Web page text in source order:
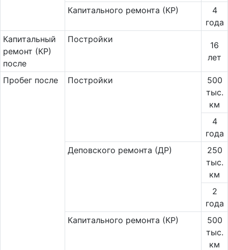
Капитального ремонта (КР)
4
года
Ка­пи­таль­ный
ремонт (КР)
после
Постройки
16
лет
Пробег после Постройки
500
тыс.
км
4
года
Деповского ремонта (ДР)
250
тыс.
км
2
года
Капитального ремонта (КР)
500
тыс.
км